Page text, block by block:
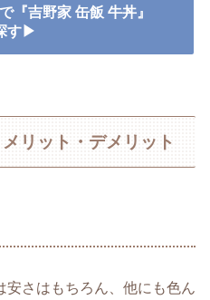
『吉野家 缶飯 牛丼』
す▶
リット・デメリット
安さはもちろん、他にも色ん